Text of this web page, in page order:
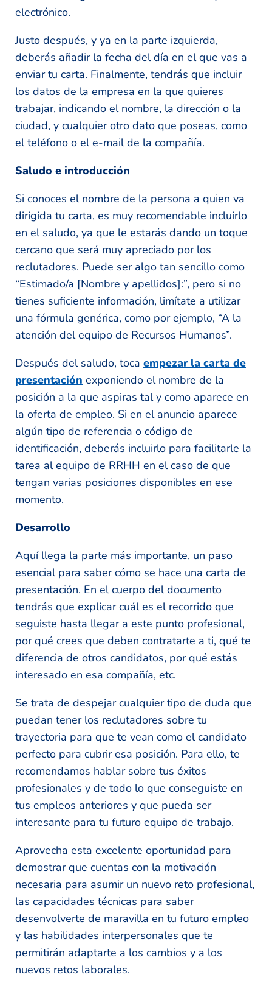
electrónico.
Justo después, y ya en la parte izquierda,
deberás añadir la fecha del día en el que vas a
enviar tu carta. Finalmente, tendrás que incluir
los datos de la empresa en la que quieres
trabajar, indicando el nombre, la dirección o la
ciudad, y cualquier otro dato que poseas, como
el teléfono o el e-mail de la compañía.
Saludo e introducción
Si conoces el nombre de la persona a quien va
dirigida tu carta, es muy recomendable incluirlo
en el saludo, ya que le estarás dando un toque
cercano que será muy apreciado por los
reclutadores. Puede ser algo tan sencillo como
“Estimado/a [Nombre y apellidos]:”, pero si no
tienes suficiente información, limítate a utilizar
una fórmula genérica, como por ejemplo, “A la
atención del equipo de Recursos Humanos”.
Después del saludo, toca empezar la carta de
presentación exponiendo el nombre de la
posición a la que aspiras tal y como aparece en
la oferta de empleo. Si en el anuncio aparece
algún tipo de referencia o código de
identificación, deberás incluirlo para facilitarle la
tarea al equipo de RRHH en el caso de que
tengan varias posiciones disponibles en ese
momento.
Desarrollo
Aquí llega la parte más importante, un paso
esencial para saber cómo se hace una carta de
presentación. En el cuerpo del documento
tendrás que explicar cuál es el recorrido que
seguiste hasta llegar a este punto profesional,
por qué crees que deben contratarte a ti, qué te
diferencia de otros candidatos, por qué estás
interesado en esa compañía, etc.
Se trata de despejar cualquier tipo de duda que
puedan tener los reclutadores sobre tu
trayectoria para que te vean como el candidato
perfecto para cubrir esa posición. Para ello, te
recomendamos hablar sobre tus éxitos
profesionales y de todo lo que conseguiste en
tus empleos anteriores y que pueda ser
interesante para tu futuro equipo de trabajo.
Aprovecha esta excelente oportunidad para
demostrar que cuentas con la motivación
necesaria para asumir un nuevo reto profesional,
las capacidades técnicas para saber
desenvolverte de maravilla en tu futuro empleo
y las habilidades interpersonales que te
permitirán adaptarte a los cambios y a los
nuevos retos laborales.